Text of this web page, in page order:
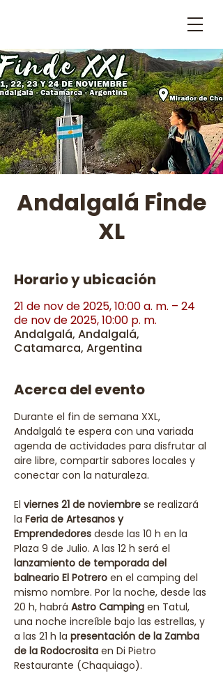
Andalgalá Finde
XL
Horario y ubicación
21 de nov de 2025, 10:00 a. m. – 24
de nov de 2025, 10:00 p. m.
Andalgalá, Andalgalá,
Catamarca, Argentina
Acerca del evento
Durante el fin de semana XXL,
Andalgalá te espera con una variada
agenda de actividades para disfrutar al
aire libre, compartir sabores locales y
conectar con la naturaleza.
El viernes 21 de noviembre se realizará
la Feria de Artesanos y
Emprendedores desde las 10 h en la
Plaza 9 de Julio. A las 12 h será el
lanzamiento de temporada del
balneario El Potrero en el camping del
mismo nombre. Por la noche, desde las
20 h, habrá Astro Camping en Tatul,
una noche increíble bajo las estrellas, y
a las 21 h la presentación de la Zamba
de la Rodocrosita en Di Pietro
Restaurante (Chaquiago).